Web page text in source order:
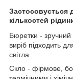
Застосовується
кількостей
Бюретки - зручний
виріб підходить
світла.
Скло - фірмове,